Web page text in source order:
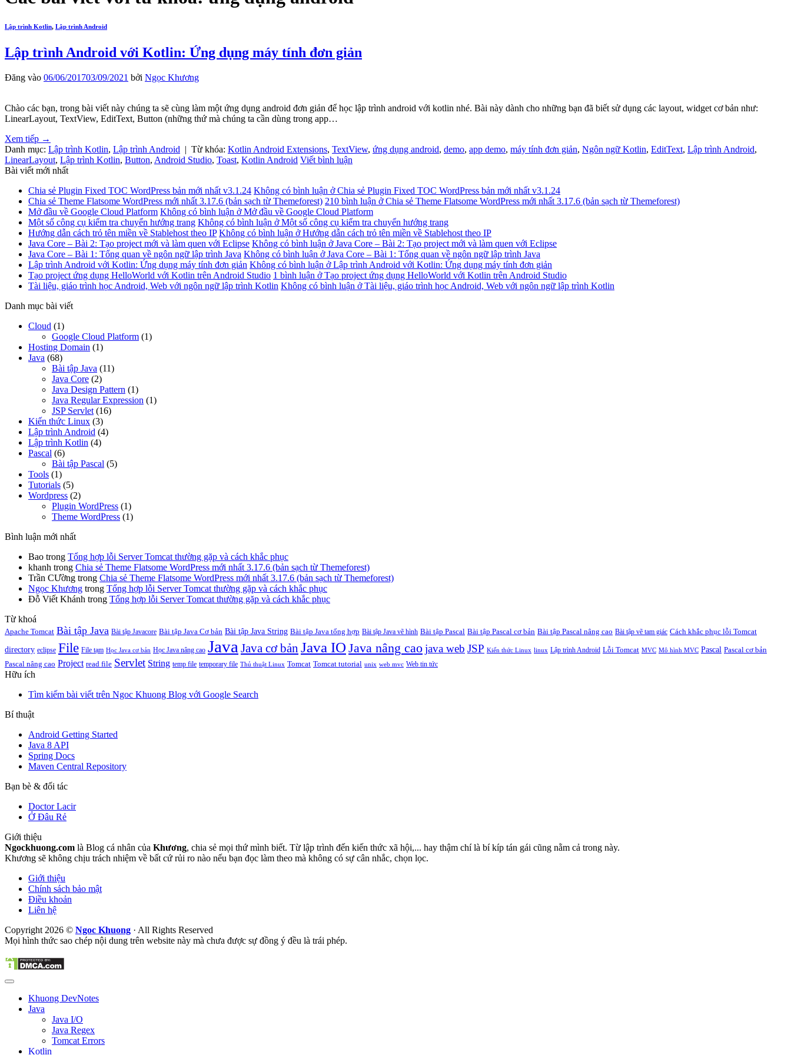
Lập trình Kotlin, Lập trình Android
Lập trình Android với Kotlin: Ứng dụng máy tính đơn giản
Đăng vào 06/06/201703/09/2021 bởi Ngọc Khương
Chào các bạn, trong bài viết này chúng ta sẽ cùng làm một ứng dụng android đơn giản để học lập trình android với kotlin nhé. Bài này dành cho những bạn đã biết sử dụng các layout, widget cơ bản như:
LinearLayout, TextView, EditText, Button (những thứ mà chúng ta cần dùng trong app…
Xem tiếp →
Danh mục: Lập trình Kotlin, Lập trình Android | Từ khóa: Kotlin Android Extensions, TextView, ứng dụng android, demo, app demo, máy tính đơn giản, Ngôn ngữ Kotlin, EditText, Lập trình Android,
LinearLayout, Lập trình Kotlin, Button, Android Studio, Toast, Kotlin Android Viết bình luận
Bài viết mới nhất
Chia sẻ Plugin Fixed TOC WordPress bản mới nhất v3.1.24 Không có bình luận ở Chia sẻ Plugin Fixed TOC WordPress bản mới nhất v3.1.24
Chia sẻ Theme Flatsome WordPress mới nhất 3.17.6 (bản sạch từ Themeforest) 210 bình luận ở Chia sẻ Theme Flatsome WordPress mới nhất 3.17.6 (bản sạch từ Themeforest)
Mở đầu về Google Cloud Platform Không có bình luận ở Mở đầu về Google Cloud Platform
Một số công cụ kiểm tra chuyển hướng trang Không có bình luận ở Một số công cụ kiểm tra chuyển hướng trang
Hướng dẫn cách trỏ tên miền về Stablehost theo IP Không có bình luận ở Hướng dẫn cách trỏ tên miền về Stablehost theo IP
Java Core – Bài 2: Tạo project mới và làm quen với Eclipse Không có bình luận ở Java Core – Bài 2: Tạo project mới và làm quen với Eclipse
Java Core – Bài 1: Tổng quan về ngôn ngữ lập trình Java Không có bình luận ở Java Core – Bài 1: Tổng quan về ngôn ngữ lập trình Java
Lập trình Android với Kotlin: Ứng dụng máy tính đơn giản Không có bình luận ở Lập trình Android với Kotlin: Ứng dụng máy tính đơn giản
Tạo project ứng dụng HelloWorld với Kotlin trên Android Studio 1 bình luận ở Tạo project ứng dụng HelloWorld với Kotlin trên Android Studio
Tài liệu, giáo trình học Android, Web với ngôn ngữ lập trình Kotlin Không có bình luận ở Tài liệu, giáo trình học Android, Web với ngôn ngữ lập trình Kotlin
Danh mục bài viết
Cloud (1)
Google Cloud Platform (1)
Hosting Domain (1)
Java (68)
Bài tập Java (11)
Java Core (2)
Java Design Pattern (1)
Java Regular Expression (1)
JSP Servlet (16)
Kiến thức Linux (3)
Lập trình Android (4)
Lập trình Kotlin (4)
Pascal (6)
Bài tập Pascal (5)
Tools (1)
Tutorials (5)
Wordpress (2)
Plugin WordPress (1)
Theme WordPress (1)
Bình luận mới nhất
Bao trong Tổng hợp lỗi Server Tomcat thường gặp và cách khắc phục
khanh trong Chia sẻ Theme Flatsome WordPress mới nhất 3.17.6 (bản sạch từ Themeforest)
Trần CƯờng trong Chia sẻ Theme Flatsome WordPress mới nhất 3.17.6 (bản sạch từ Themeforest)
Ngọc Khương trong Tổng hợp lỗi Server Tomcat thường gặp và cách khắc phục
Đỗ Viết Khánh trong Tổng hợp lỗi Server Tomcat thường gặp và cách khắc phục
Từ khoá
Apache Tomcat Bài tập Java Bài tập Javacore Bài tập Java Cơ bản Bài tập Java String Bài tập Java tổng hợp Bài tập Java vẽ hình Bài tập Pascal Bài tập Pascal cơ bản Bài tập Pascal nâng cao Bài tập vẽ tam giác Cách khắc phục lỗi Tomcat
directory eclipse File File tạm Học Java cơ bản Học Java nâng cao Java Java cơ bản Java IO Java nâng caojava web JSP Kiến thức Linux linux Lập trình Android Lỗi Tomcat MVC Mô hình MVC Pascal Pascal cơ bản
Pascal nâng cao Project read file Servlet String temp file temporary file Thủ thuật Linux Tomcat Tomcat tutorial unix web mvc Web tin tức
Hữu ích
Tìm kiếm bài viết trên Ngoc Khuong Blog với Google Search
Bí thuật
Android Getting Started
Java 8 API
Spring Docs
Maven Central Repository
Bạn bè & đối tác
Doctor Lacir
Ở Đâu Rẻ
Giới thiệu
Ngockhuong.com là Blog cá nhân của Khương, chia sẻ mọi thứ mình biết. Từ lập trình đến kiến thức xã hội,... hay thậm chí là bí kíp tán gái cũng nằm cả trong này.
Khương sẽ không chịu trách nhiệm về bất cứ rủi ro nào nếu bạn đọc làm theo mà không có sự cân nhắc, chọn lọc.
Giới thiệu
Chính sách bảo mật
Điều khoản
Liên hệ
Copyright 2026 © Ngoc Khuong · All Rights Reserved
Mọi hình thức sao chép nội dung trên website này mà chưa được sự đồng ý đều là trái phép.
Khuong DevNotes
Java
Java I/O
Java Regex
Tomcat Errors
Kotlin